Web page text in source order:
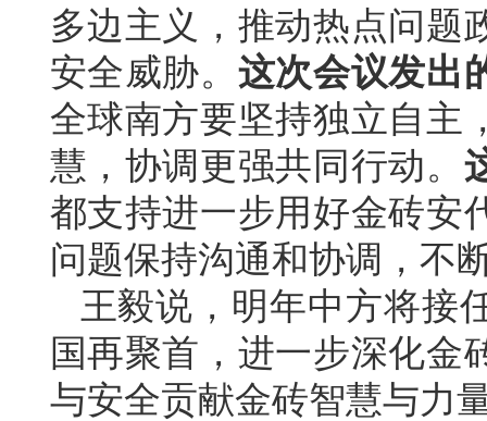
多边主义，推动热点问题
安全威胁。 这次会议发出
全球南方要坚持独立自主
慧，协调更强共同行动。
都支持进一步用好金砖安
问题保持沟通和协调，不
王毅说，明年中方将接
国再聚首，进一步深化金
与安全贡献金砖智慧与力